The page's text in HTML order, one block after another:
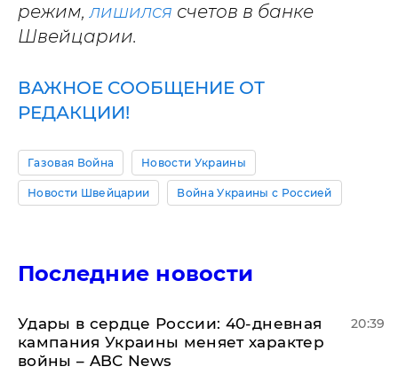
режим,лишился счетов в банке
Швейцарии.
ВАЖНОЕ СООБЩЕНИЕ ОТ
РЕДАКЦИИ!
Газовая Война Новости Украины
Новости Швейцарии Война Украины с Россией
Последние новости
Удары в сердце России: 40-дневная
кампания Украины меняет характер
войны – ABC News
20:39